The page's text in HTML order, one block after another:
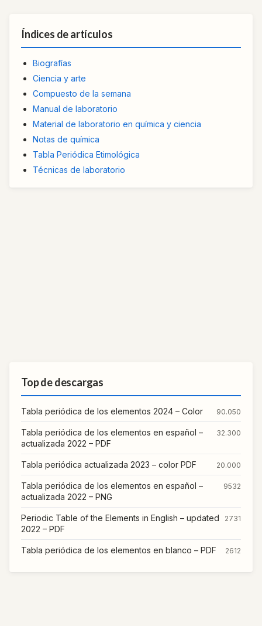
Índices de artículos
Biografías
Ciencia y arte
Compuesto de la semana
Manual de laboratorio
Material de laboratorio en química y ciencia
Notas de química
Tabla Periódica Etimológica
Técnicas de laboratorio
Top de descargas
Tabla periódica de los elementos 2024 – Color 90.050
Tabla periódica de los elementos en español –
actualizada 2022 – PDF
32.300
Tabla periódica actualizada 2023 – color PDF 20.000
Tabla periódica de los elementos en español –
actualizada 2022 – PNG
9532
Periodic Table of the Elements in English – updated
2022 – PDF
2731
Tabla periódica de los elementos en blanco – PDF 2612